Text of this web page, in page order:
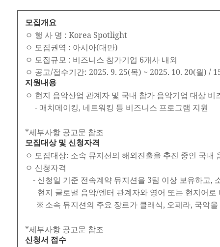
모집개요
ㅇ 행 사 명 : Korea Spotlight
ㅇ 모집권역 : 아시아(대만)
ㅇ 모집규모 : 비즈니스 참가기업 6개사 내외
ㅇ 공고/접수기간: 2025. 9. 25(목) ~ 2025. 10. 20(월) /
지원내용
ㅇ 현지 음악산업 관계자 및 국내 참가 음악기업 대상 비
- 매치메이킹, 네트워킹 등 비즈니스 프로그램 지원
*세부사항 공고문 참조
모집대상 및 신청자격
ㅇ 모집대상: 소속 뮤지션의 해외진출을 추진 중인 국내
ㅇ 신청자격
- 신청일 기준 전속계약 뮤지션을 3팀 이상 보유하고,
- 현지 글로벌 음악/엔터 관계자와 영어 또는 현지어
※ 소속 뮤지션의 주요 장르가 클래식, 오페라, 국악을
*세부사항 공고문 참조
신청서 접수